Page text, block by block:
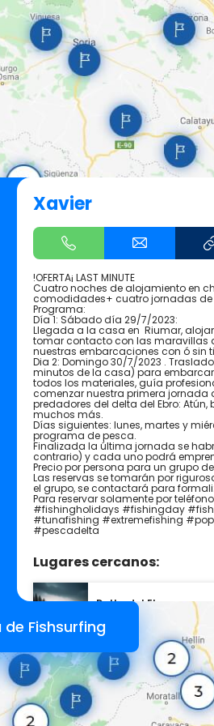
Xavier
!OFERTA¡ LAST MINUTE
Cuatro noches de alojamiento en
comodidades+ cuatro jornadas de
Programa:
Día 1: Sábado día 29/7/2023:
Llegada a la casa en Riumar,
tomar contacto con las maravillas
nuestras embarcaciones con ó sin
Dia 2: Domingo 30/7/2023 .
minutos de la casa) para
todos los materiales, guía
comenzar nuestra primera jornada
predadores del delta del Ebro:
muchos más.
Días siguientes: lunes, martes y
programa de pesca.
Finalizada la última jornada se
contrario) y cada uno podrá
Precio por persona para un grupo
Las reservas se tomarán por
el grupo, se contactará para
Para reservar solamente por
#fishingholidays #fishingday
#tunafishing #extremefishing
#pescadelta
Lugares cercanos:
Delta del Ebro
Playa de Sant Antoni
España
Fishsurfing